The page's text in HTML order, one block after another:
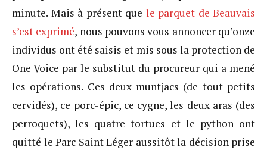
minute. Mais à présent que le parquet de Beauvais
s’est exprimé, nous pouvons vous annoncer qu’onze
individus ont été saisis et mis sous la protection de
One Voice par le substitut du procureur qui a mené
les opérations. Ces deux muntjacs (de tout petits
cervidés), ce porc-épic, ce cygne, les deux aras (des
perroquets), les quatre tortues et le python ont
quitté le Parc Saint Léger aussitôt la décision prise